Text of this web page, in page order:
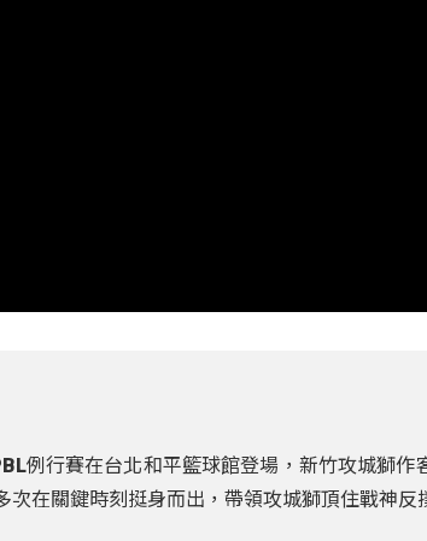
例行賽在台北和平籃球館登場，新竹攻城獅作
次在關鍵時刻挺身而出，帶領攻城獅頂住戰神反